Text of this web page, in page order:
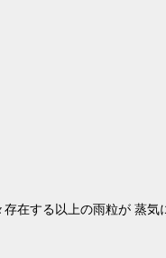
在する以上の雨粒が 蒸